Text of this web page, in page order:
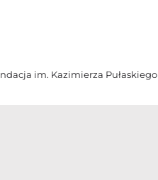
im. Kazimierza Pułaskiego